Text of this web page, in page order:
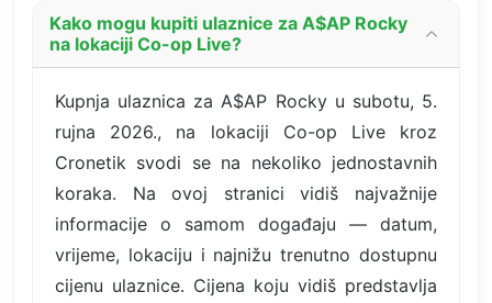
Kako mogu kupiti ulaznice za A$AP Rocky
na lokaciji Co-op Live?
Kupnja ulaznica za A$AP Rocky u subotu, 5.
rujna 2026., na lokaciji Co-op Live kroz
Cronetik svodi se na nekoliko jednostavnih
koraka. Na ovoj stranici vidiš najvažnije
informacije o samom događaju — datum,
vrijeme, lokaciju i najnižu trenutno dostupnu
cijenu ulaznice. Cijena koju vidiš predstavlja